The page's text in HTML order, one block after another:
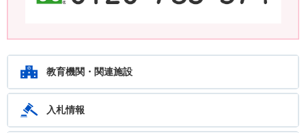
ます。フリーダイヤル：0120-783-574
教育機関・関連施設
入札情報